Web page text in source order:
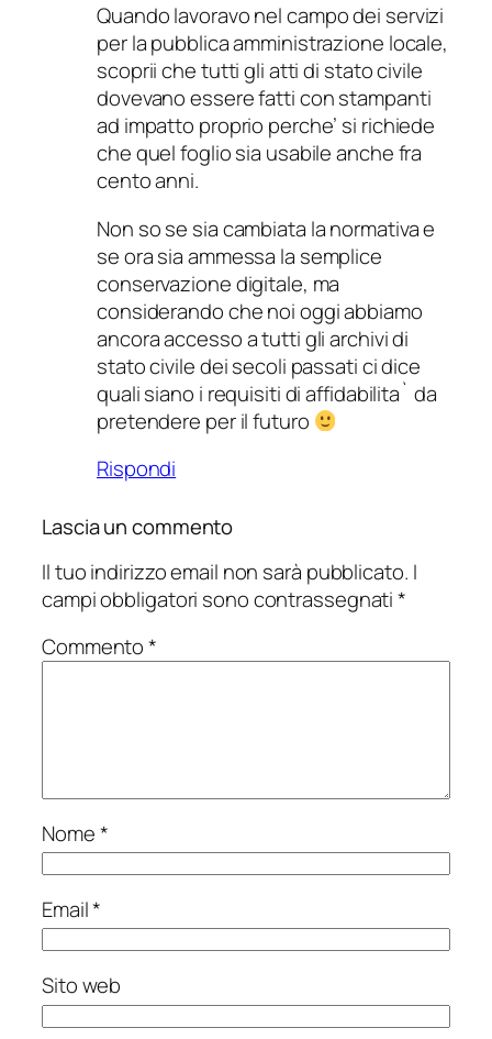
Quando lavoravo nel campo dei servizi
per la pubblica amministrazione locale,
scoprii che tutti gli atti di stato civile
dovevano essere fatti con stampanti
ad impatto proprio perche’ si richiede
che quel foglio sia usabile anche fra
cento anni.
Non so se sia cambiata la normativa e
se ora sia ammessa la semplice
conservazione digitale, ma
considerando che noi oggi abbiamo
ancora accesso a tutti gli archivi di
stato civile dei secoli passati ci dice
quali siano i requisiti di affidabilita` da
pretendere per il futuro
Rispondi
Lascia un commento
Il tuo indirizzo email non sarà pubblicato. I
campi obbligatori sono contrassegnati*
Commento*
Nome*
Email*
Sito web